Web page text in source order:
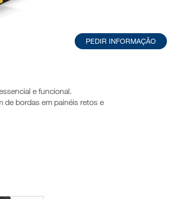
PEDIR INFORMAÇÃO
e funcional.
de bordas em painéis retos e